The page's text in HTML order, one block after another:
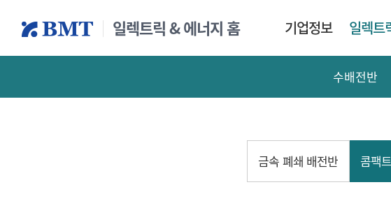
일렉트릭 & 에너지 홈 기업정보
CEO 인사말
일렉트
수배전반
솔루
뉴스&공지 인재상
수배전반
금속 폐쇄 배전반 콤팩